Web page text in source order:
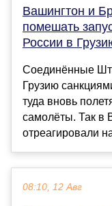
Вашингтон и
помешать
России в
Соединённые
Грузию
туда вновь
самолёты. Так в
отреагировали
08:10, 12 Авг